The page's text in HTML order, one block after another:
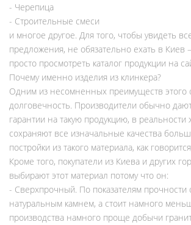
- Черепица
- Строительные смеси
и многое другое. Для того, чтобы увидеть
предложения, не обязательно ехать в Киев
просто просмотреть каталог продукции на
Почему именно изделия из клинкера?
Одним из несомненных преимуществ этого
долговечность. Производители обычно
гарантии на такую продукцию, в реальности
сохраняют все изначальные качества
постройки из такого материала, как
Кроме того, покупатели из Киева и других
выбирают этот материал потому что он:
- Сверхпрочный. По показателям прочности
натуральным камнем, а стоит намного
производства намного проще добычи